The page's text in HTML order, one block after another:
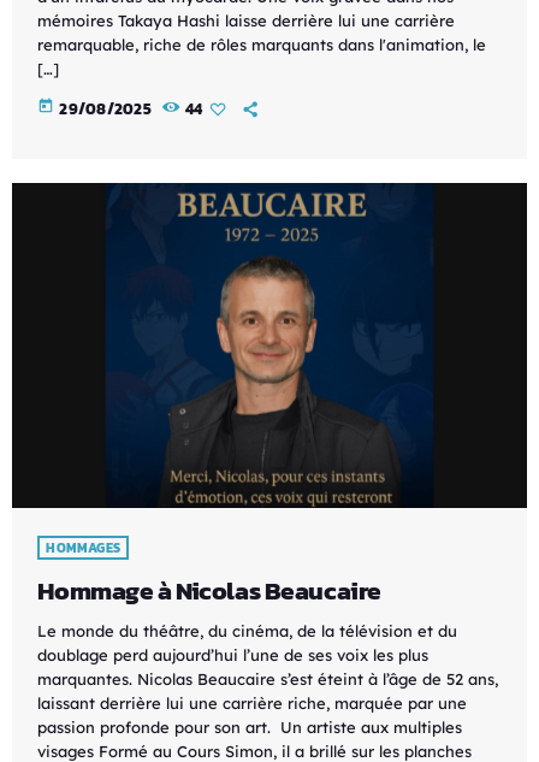
mémoires Takaya Hashi laisse derrière lui une carrière
remarquable, riche de rôles marquants dans l'animation, le
[…]
today 29/08/2025 44
HOMMAGES
Hommage à Nicolas Beaucaire
Le monde du théâtre, du cinéma, de la télévision et du
doublage perd aujourd’hui l’une de ses voix les plus
marquantes. Nicolas Beaucaire s’est éteint à l’âge de 52 ans,
laissant derrière lui une carrière riche, marquée par une
passion profonde pour son art. Un artiste aux multiples
visages Formé au Cours Simon, il a brillé sur les planches